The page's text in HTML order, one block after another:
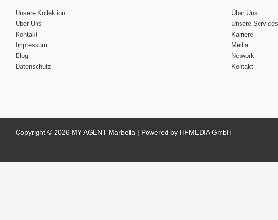
Unsere Kollektion
Über Uns
Kontakt
Impressum
Blog
Datenschutz
Über Uns
Unsere Services
Karriere
Media
Network
Kontakt
Copyright © 2026 MY AGENT Marbella | Powered by HFMEDIA GmbH